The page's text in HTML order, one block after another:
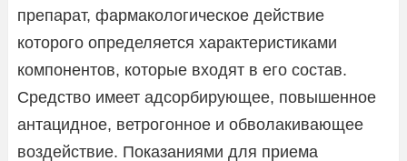
препарат, фармакологическое действие
которого определяется характеристиками
компонентов, которые входят в его состав.
Средство имеет адсорбирующее, повышенное
антацидное, ветрогонное и обволакивающее
воздействие. Показаниями для приема